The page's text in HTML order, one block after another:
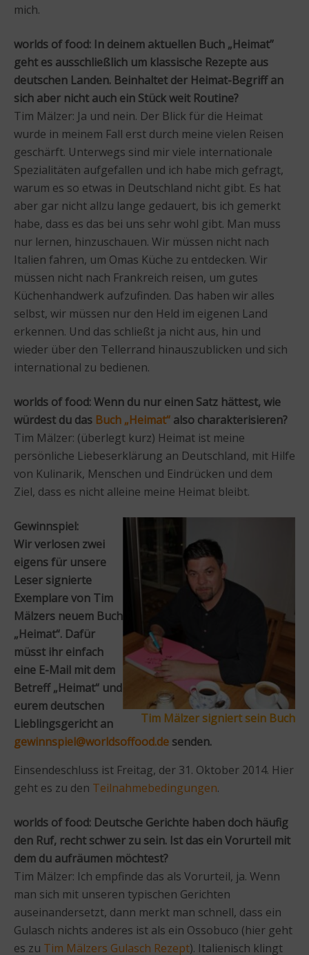
mich.
worlds of food: In deinem aktuellen Buch „Heimat”
geht es ausschließlich um klassische Rezepte aus
deutschen Landen. Beinhaltet der Heimat-Begriff an
sich aber nicht auch ein Stück weit Routine?
Tim Mälzer: Ja und nein. Der Blick für die Heimat
wurde in meinem Fall erst durch meine vielen Reisen
geschärft. Unterwegs sind mir viele internationale
Spezialitäten aufgefallen und ich habe mich gefragt,
warum es so etwas in Deutschland nicht gibt. Es hat
aber gar nicht allzu lange gedauert, bis ich gemerkt
habe, dass es das bei uns sehr wohl gibt. Man muss
nur lernen, hinzuschauen. Wir müssen nicht nach
Italien fahren, um Omas Küche zu entdecken. Wir
müssen nicht nach Frankreich reisen, um gutes
Küchenhandwerk aufzufinden. Das haben wir alles
selbst, wir müssen nur den Held im eigenen Land
erkennen. Und das schließt ja nicht aus, hin und
wieder über den Tellerrand hinauszublicken und sich
international zu bedienen.
worlds of food: Wenn du nur einen Satz hättest, wie
würdest du das Buch „Heimat“ also charakterisieren?
Tim Mälzer: (überlegt kurz) Heimat ist meine
persönliche Liebeserklärung an Deutschland, mit Hilfe
von Kulinarik, Menschen und Eindrücken und dem
Ziel, dass es nicht alleine meine Heimat bleibt.
Tim Mälzer signiert sein Buch
Gewinnspiel:
Wir verlosen zwei
eigens für unsere
Leser signierte
Exemplare von Tim
Mälzers neuem Buch
„Heimat“. Dafür
müsst ihr einfach
eine E-Mail mit dem
Betreff „Heimat“ und
eurem deutschen
Lieblingsgericht an
gewinnspiel@worldsoffood.de senden.
Einsendeschluss ist Freitag, der 31. Oktober 2014. Hier
geht es zu den Teilnahmebedingungen.
worlds of food: Deutsche Gerichte haben doch häufig
den Ruf, recht schwer zu sein. Ist das ein Vorurteil mit
dem du aufräumen möchtest?
Tim Mälzer: Ich empfinde das als Vorurteil, ja. Wenn
man sich mit unseren typischen Gerichten
auseinandersetzt, dann merkt man schnell, dass ein
Gulasch nichts anderes ist als ein Ossobuco (hier geht
es zu Tim Mälzers Gulasch Rezept). Italienisch klingt